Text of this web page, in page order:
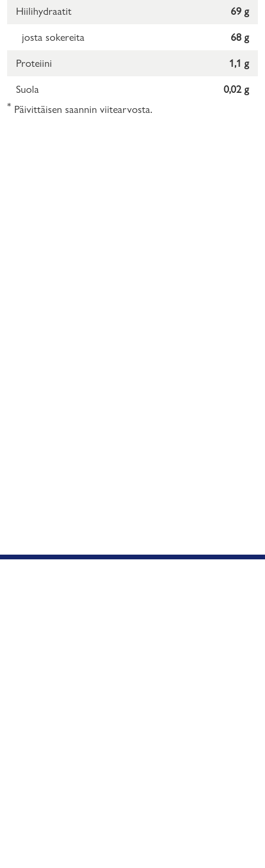
Hiilihydraatit 69 g
josta sokereita 68 g
Proteiini 1,1 g
Suola 0,02 g
* Päivittäisen saannin viitearvosta.